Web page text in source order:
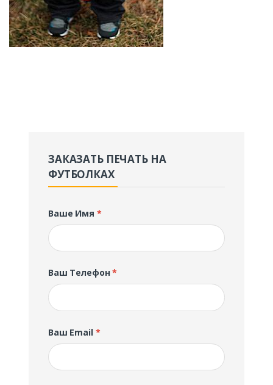
ЗАКАЗАТЬ ПЕЧАТЬ НА
ФУТБОЛКАХ
Ваше Имя *
Ваш Телефон*
Ваш Email *